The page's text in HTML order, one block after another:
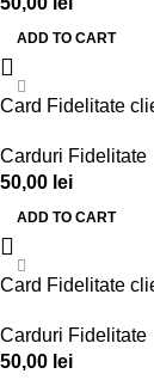
ADD TO CART
Card Fidelitate
Carduri Fidelitate
50,00 lei
ADD TO CART
Card Fidelitate
Carduri Fidelitate
50,00 lei